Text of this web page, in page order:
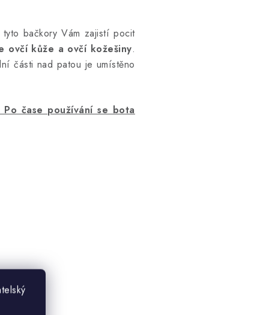
bačkory Vám zajistí pocit
ovčí kůže a ovčí kožešiny.
části nad patou je umístěno
čase používání se bota